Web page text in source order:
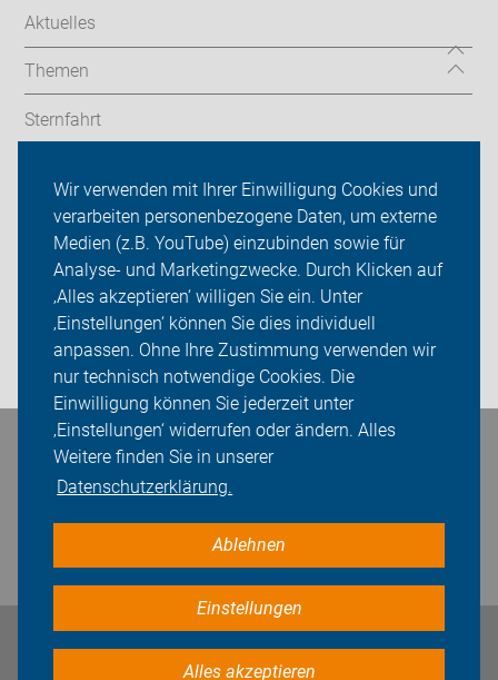
Wir verwenden mit Ihrer Einwilligung Cookies und
verarbeiten personenbezogene Daten, um externe
Medien (z.B. YouTube) einzubinden sowie für
Analyse- und Marketingzwecke. Durch Klicken auf
‚Alles akzeptieren‘ willigen Sie ein. Unter
‚Einstellungen‘ können Sie dies individuell
anpassen. Ohne Ihre Zustimmung verwenden wir
nur technisch notwendige Cookies. Die
Einwilligung können Sie jederzeit unter
‚Einstellungen‘ widerrufen oder ändern. Alles
Weitere finden Sie in unserer
Datenschutzerklärung.
Ablehnen
Einstellungen
Alles akzeptieren
Aktuelles
Themen
Sternfahrt
ADFC Berlin
Sei dabei
Presse
Login
Bleiben Sie in Kontakt